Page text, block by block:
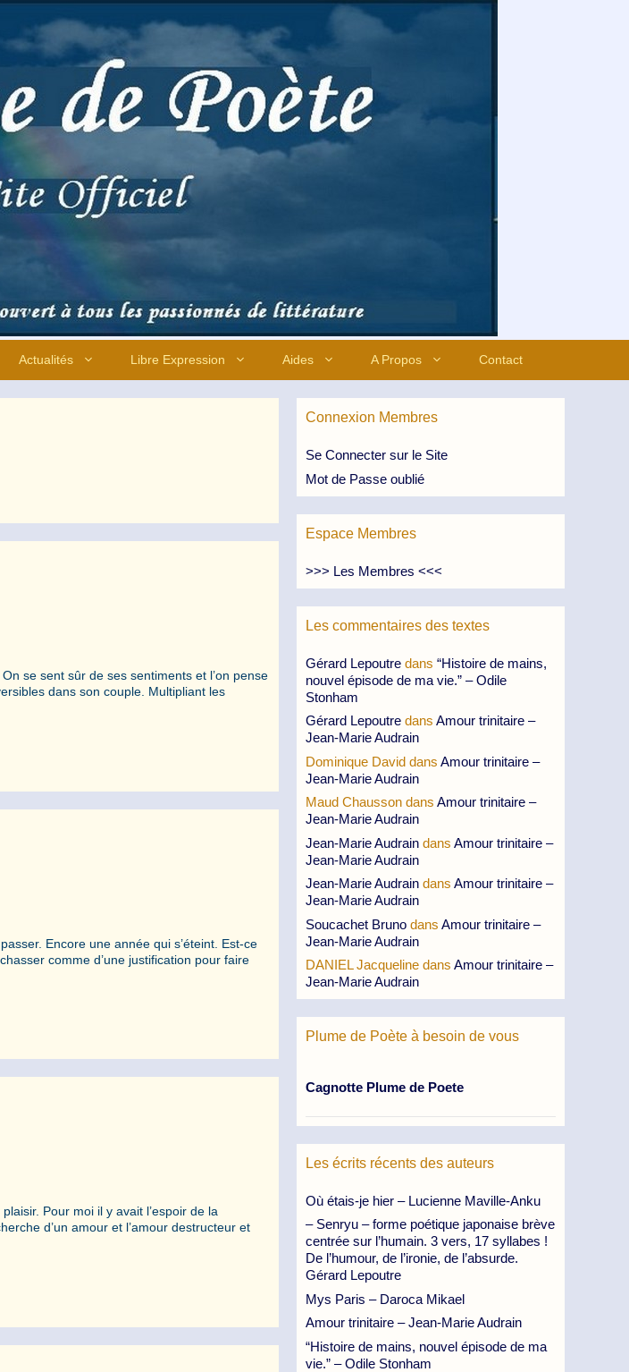
Actualités Libre Expression Aides A Propos Contact
se sent sûr de ses sentiments et l’on pense
dans son couple. Multipliant les
Encore une année qui s’éteint. Est-ce
comme d’une justification pour faire
Pour moi il y avait l’espoir de la
d’un amour et l’amour destructeur et
Connexion Membres
Se Connecter sur le Site
Mot de Passe oublié
Espace Membres
>>> Les Membres <<<
Les commentaires des textes
Gérard Lepoutre dans “Histoire de mains,
nouvel épisode de ma vie.” – Odile
Stonham
Gérard Lepoutre dans Amour trinitaire –
Jean-Marie Audrain
Dominique David dans Amour trinitaire –
Jean-Marie Audrain
Maud Chausson dans Amour trinitaire –
Jean-Marie Audrain
Jean-Marie Audrain dans Amour trinitaire –
Jean-Marie Audrain
Jean-Marie Audrain dans Amour trinitaire –
Jean-Marie Audrain
Soucachet Bruno dans Amour trinitaire –
Jean-Marie Audrain
DANIEL Jacqueline dans Amour trinitaire –
Jean-Marie Audrain
Plume de Poète à besoin de vous
Cagnotte Plume de Poete
Les écrits récents des auteurs
Où étais-je hier – Lucienne Maville-Anku
– Senryu – forme poétique japonaise brève
centrée sur l’humain. 3 vers, 17 syllabes !
De l’humour, de l’ironie, de l’absurde.
Gérard Lepoutre
Mys Paris – Daroca Mikael
Amour trinitaire – Jean-Marie Audrain
“Histoire de mains, nouvel épisode de ma
vie.” – Odile Stonham